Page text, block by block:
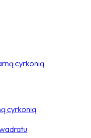
cyrkonią